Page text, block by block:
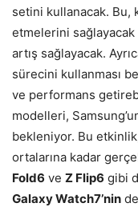
setini kullanacak. Bu,
etmelerini
artış sağlayacak.
sürecini kullanması
ve performans
modelleri,
bekleniyor. Bu
ortalarına kadar
Fold6 ve Z Flip6 gibi
Galaxy Watch7’nin